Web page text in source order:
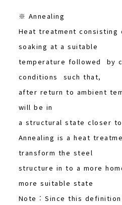
※ Annealing
Heat treatment consisting
soaking at a suitable
temperature followed by
conditions such that,
after return to ambient
will be in
a structural state closer
Annealing is a heat
transform the steel
structure in to a more
more suitable state
Note : Since this